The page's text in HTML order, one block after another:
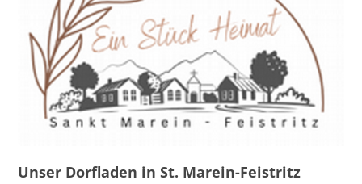
Unser Dorfladen in St. Marein-Feistritz